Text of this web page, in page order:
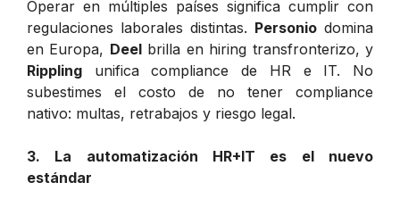
Operar en múltiples países significa cumplir con
regulaciones laborales distintas. Personio domina
en Europa, Deelbrilla en hiring transfronterizo, y
Rippling unifica compliance de HR e IT. No
subestimes el costo de no tener compliance
nativo: multas, retrabajos y riesgo legal.
3. La automatización HR+IT es el nuevo
estándar